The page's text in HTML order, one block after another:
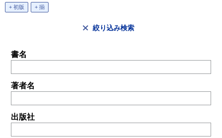
+ 初版 + 揃
絞り込み検索
書名
著者名
出版社